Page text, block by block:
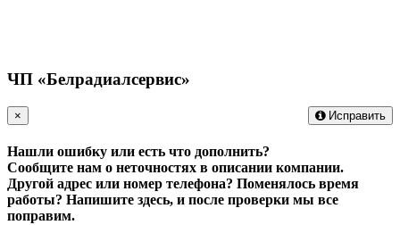
ЧП «Белрадиалсервис»
Исправить
×
Нашли ошибку или есть что дополнить?
Сообщите нам о неточностях в описании компании.
Другой адрес или номер телефона? Поменялось время
работы? Напишите здесь, и после проверки мы все
поправим.